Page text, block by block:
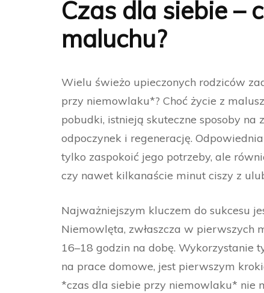
Czas dla siebie –
maluchu?
Wielu świeżo upieczonych rodziców
przy niemowlaku*? Choć życie z
pobudki, istnieją skuteczne sposoby
odpoczynek i regenerację.
tylko zaspokoić jego potrzeby, ale
czy nawet kilkanaście minut ciszy z
Najważniejszym kluczem do sukcesu
Niemowlęta, zwłaszcza w pierwszych
16–18 godzin na dobę. Wykorzystanie
na prace domowe, jest pierwszym
*czas dla siebie przy niemowlaku* nie